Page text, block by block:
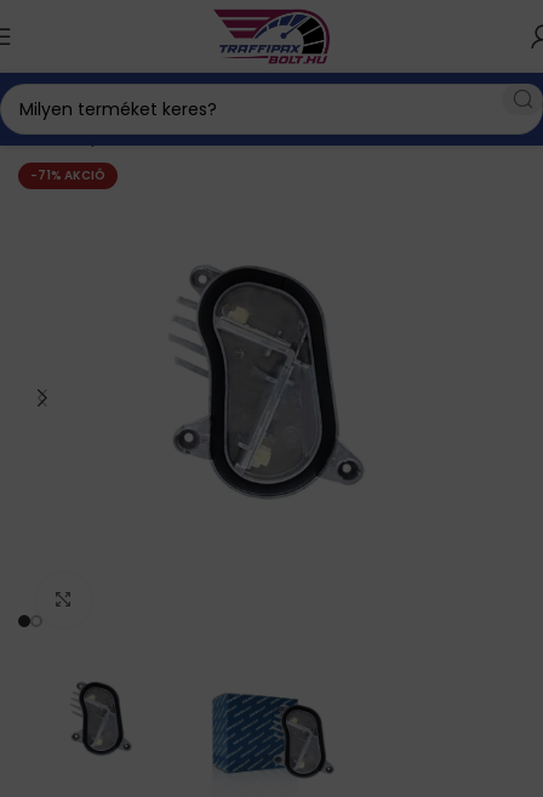
Kezdőlap Xenon izzó BMW DRL Elektronika
-71% AKCIÓ